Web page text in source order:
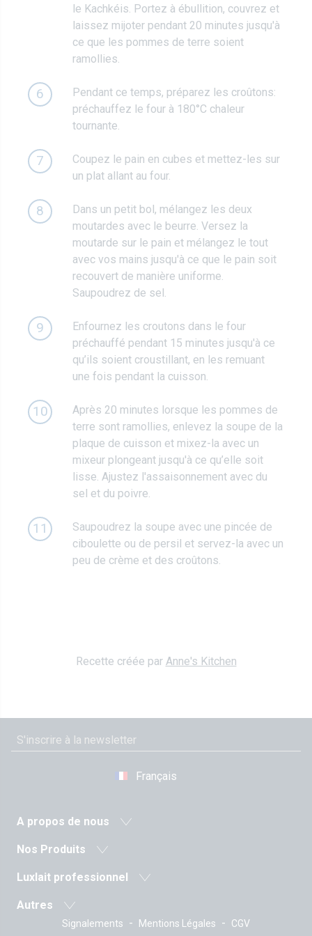
le Kachkéis. Portez à ébullition, couvrez et
laissez mijoter pendant 20 minutes jusqu'à
ce que les pommes de terre soient
ramollies.
6
Pendant ce temps, préparez les croûtons:
préchauffez le four à 180°C chaleur
tournante.
7
Coupez le pain en cubes et mettez-les sur
un plat allant au four.
8
Dans un petit bol, mélangez les deux
moutardes avec le beurre. Versez la
moutarde sur le pain et mélangez le tout
avec vos mains jusqu'à ce que le pain soit
recouvert de manière uniforme.
Saupoudrez de sel.
9
Enfournez les croutons dans le four
préchauffé pendant 15 minutes jusqu'à ce
qu’ils soient croustillant, en les remuant
une fois pendant la cuisson.
10
Après 20 minutes lorsque les pommes de
terre sont ramollies, enlevez la soupe de la
plaque de cuisson et mixez-la avec un
mixeur plongeant jusqu'à ce qu’elle soit
lisse. Ajustez l'assaisonnement avec du
sel et du poivre.
11
Saupoudrez la soupe avec une pincée de
ciboulette ou de persil et servez-la avec un
peu de crème et des croûtons.
Recette créée par Anne's Kitchen
Français
A propos de nous
Actualité
Histoire
Valeurs
La Direction
Nos Produits
Laits et boissons lactées
Beurres
Luxlait professionnel
Produits pro
Sur-mesure
Autres
Les recettesSignalements - Mentions Légales - CGV